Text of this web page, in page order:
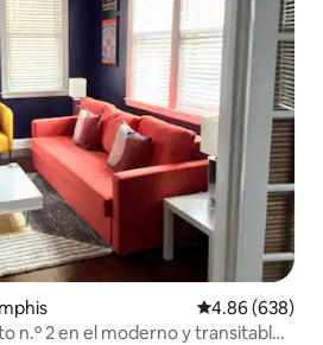
Calificación
4.86 (638)
n.º 2 en el moderno y transitable